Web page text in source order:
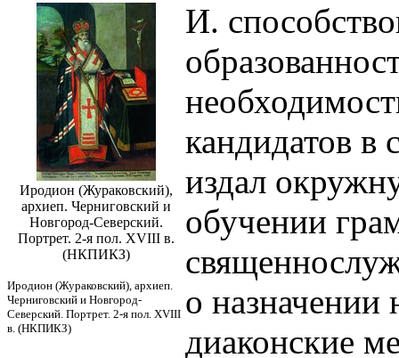
Иродион (Жураковский),
архиеп. Черниговский и
Новгород-Северский.
Портрет. 2-я пол. XVIII в.
(НКПИКЗ)
Иродион (Жураковский), архиеп.
Черниговский и Новгород-
Северский. Портрет. 2-я пол. XVIII
в. (НКПИКЗ)
И.
кандидатов в
издал
обучении
о назначении
диаконские